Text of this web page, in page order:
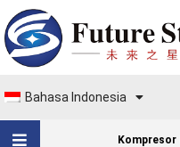
Bahasa Indonesia
Kompresor